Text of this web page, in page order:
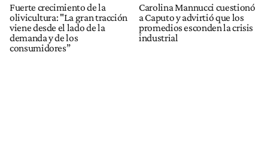
Fuerte crecimiento de la
olivicultura: "La gran tracción
viene desde el lado de la
demanda y de los
consumidores”
Carolina Mannucci cuestionó
a Caputo y advirtió que los
promedios esconden la crisis
industrial